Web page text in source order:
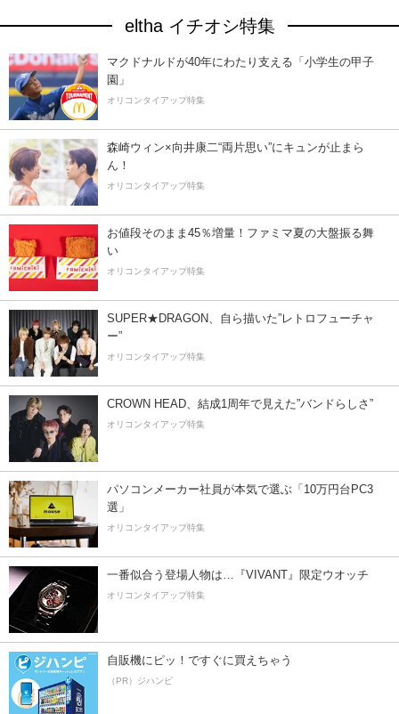
eltha イチオシ特集
マクドナルドが40年にわたり支える「小学生の甲子
園」
オリコンタイアップ特集
森崎ウィン×向井康二“両片思い”にキュンが止まら
ん！
オリコンタイアップ特集
お値段そのまま45％増量！ファミマ夏の大盤振る舞
い
オリコンタイアップ特集
SUPER★DRAGON、自ら描いた”レトロフューチャ
ー”
オリコンタイアップ特集
CROWN HEAD、結成1周年で見えた”バンドらしさ”
オリコンタイアップ特集
パソコンメーカー社員が本気で選ぶ「10万円台PC3
選」
オリコンタイアップ特集
一番似合う登場人物は…『VIVANT』限定ウオッチ
オリコンタイアップ特集
自販機にピッ！ですぐに買えちゃう
（PR）ジハンピ